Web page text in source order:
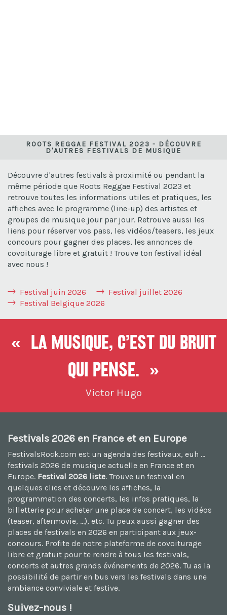
ROOTS REGGAE FESTIVAL 2023 - DÉCOUVRE
D'AUTRES FESTIVALS DE MUSIQUE
Découvre d'autres festivals à proximité ou pendant la
même période que Roots Reggae Festival 2023 et
retrouve toutes les informations utiles et pratiques, les
affiches avec le programme (line-up) des artistes et
groupes de musique jour par jour. Retrouve aussi les
liens pour réserver vos pass, les vidéos/teasers, les jeux
concours pour gagner des places, les annonces de
covoiturage libre et gratuit ! Trouve ton festival idéal
avec nous !
Festival juin 2026
Festival juillet 2026
Festival Belgique 2026
« La musique, c’est du bruit
qui pense. »
Victor Hugo
Festivals 2026 en France et en Europe
FestivalsRock.com est un agenda des festivaux, euh ...
festivals 2026 de musique actuelle en France et en
Europe. Festival 2026 liste. Trouve un festival en
quelques clics et découvre les affiches, la
programmation des concerts, les infos pratiques, la
billetterie pour acheter une place de concert, les vidéos
(teaser, aftermovie, ...), etc. Tu peux aussi gagner des
places de festivals en 2026 en participant aux jeux-
concours. Profite de notre plateforme de covoiturage
libre et gratuit pour te rendre à tous les festivals,
concerts et autres grands événements de 2026. Tu as la
possibilité de partir en bus vers les festivals dans une
ambiance conviviale et festive.
Suivez-nous !